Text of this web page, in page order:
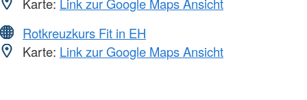
Rotkreuzkurs Fit in EH
Karte: Link zur Google Maps Ansicht